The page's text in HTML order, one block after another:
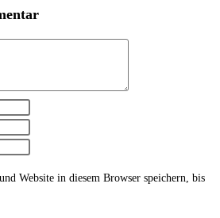
Website in diesem Browser speichern, bis